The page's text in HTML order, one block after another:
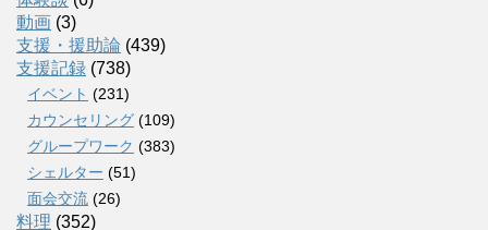
動画 (3)
支援・援助論 (439)
支援記録 (738)
イベント (231)
カウンセリング (109)
グループワーク (383)
シェルター (51)
面会交流 (26)
料理 (352)